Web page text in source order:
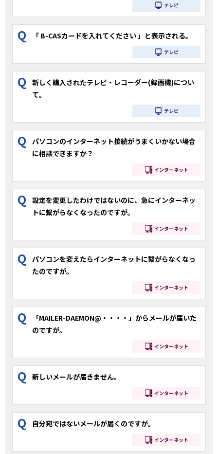
テレビ
Q 「 B-CASカードを入れてください 」と表示される。
テレビ
Q
新しく購入されたテレビ・レコーダー(録画機)につい
て。
テレビ
Q
パソコンのインターネット接続がうまくいかない場合
に相談できますか？
インターネット
Q
設定を変更したわけではないのに、急にインターネッ
トに繋がらなくなったのですが。
インターネット
Q
パソコンを変えたらインターネットに繋がらなくなっ
たのですが。
インターネット
Q
「MAILER-DAEMON@・・・・」からメールが届いた
のですが。
インターネット
Q 新しいメールが届きません。
インターネット
Q 自分宛ではないメールが届くのですが。
インターネット